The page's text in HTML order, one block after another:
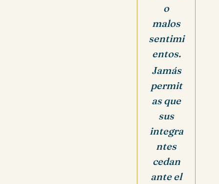
o
malos
sentimi
entos.
Jamás
permit
as que
sus
integra
ntes
cedan
ante el